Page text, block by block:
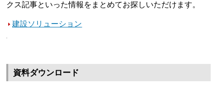
クス記事といった情報をまとめてお探しいただけます。
建設ソリューション
資料ダウンロード